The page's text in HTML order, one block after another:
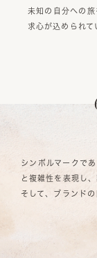
未知の自分への
求心が込められて
シンボルマークで
と複雑性を表現し
そして、ブランド